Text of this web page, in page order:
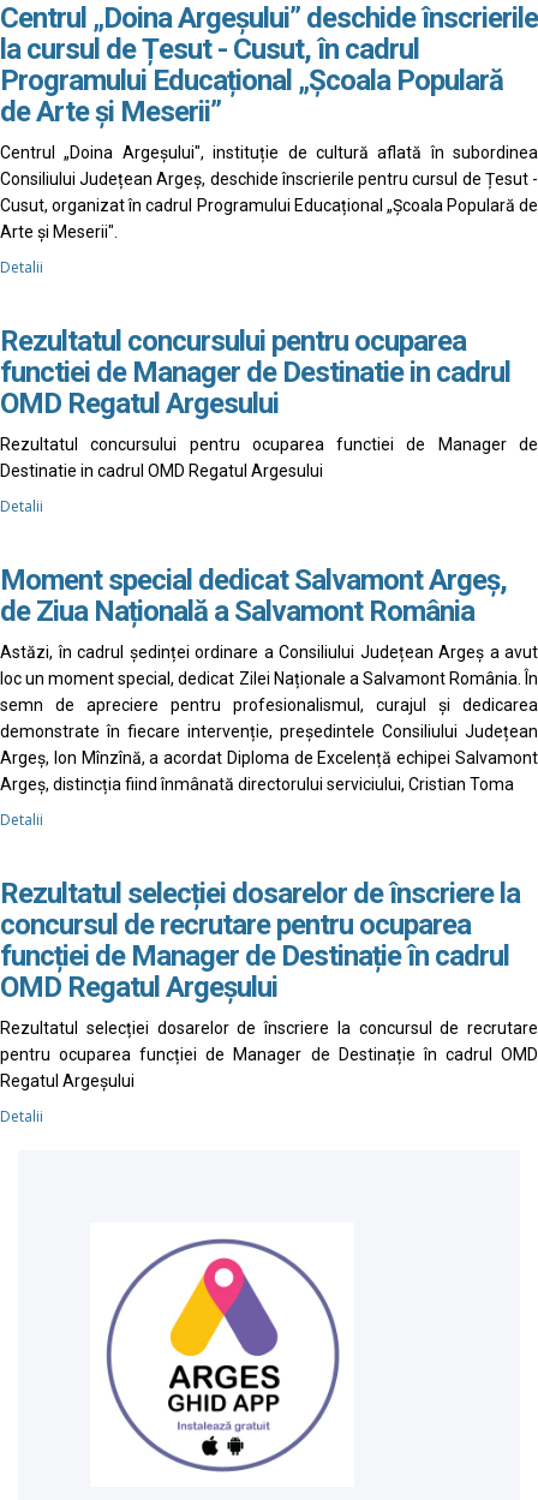
Centrul „Doina Argeșului” deschide înscrierile
la cursul de Țesut - Cusut, în cadrul
Programului Educațional „Școala Populară
de Arte și Meserii”
Centrul „Doina Argeșului", instituție de cultură aflată în subordinea
Consiliului Județean Argeș, deschide înscrierile pentru cursul de Țesut -
Cusut, organizat în cadrul Programului Educațional „Școala Populară de
Arte și Meserii".
Detalii
Rezultatul concursului pentru ocuparea
functiei de Manager de Destinatie in cadrul
OMD Regatul Argesului
Rezultatul concursului pentru ocuparea functiei de Manager de
Destinatie in cadrul OMD Regatul Argesului
Detalii
Moment special dedicat Salvamont Argeș,
de Ziua Națională a Salvamont România
Astăzi, în cadrul ședinței ordinare a Consiliului Județean Argeș a avut
loc un moment special, dedicat Zilei Naționale a Salvamont România. În
semn de apreciere pentru profesionalismul, curajul și dedicarea
demonstrate în fiecare intervenție, președintele Consiliului Județean
Argeș, Ion Mînzînă, a acordat Diploma de Excelență echipei Salvamont
Argeș, distincția fiind înmânată directorului serviciului, Cristian Toma
Detalii
Rezultatul selecției dosarelor de înscriere la
concursul de recrutare pentru ocuparea
funcției de Manager de Destinație în cadrul
OMD Regatul Argeșului
Rezultatul selecției dosarelor de înscriere la concursul de recrutare
pentru ocuparea funcției de Manager de Destinație în cadrul OMD
Regatul Argeșului
Detalii